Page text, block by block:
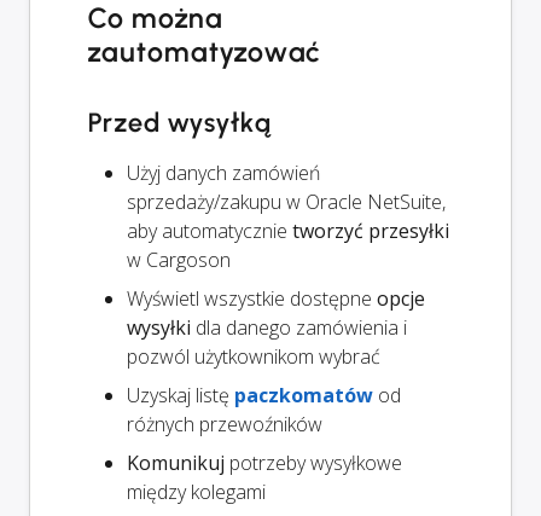
Co można
zautomatyzować
Przed wysyłką
Użyj danych zamówień
sprzedaży/zakupu w Oracle NetSuite,
aby automatycznie tworzyć przesyłki
w Cargoson
Wyświetl wszystkie dostępne opcje
wysyłki dla danego zamówienia i
pozwól użytkownikom wybrać
Uzyskaj listę paczkomatów od
różnych przewoźników
Komunikuj potrzeby wysyłkowe
między kolegami